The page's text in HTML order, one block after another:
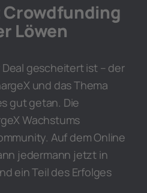
Crowdfunding
Löwen
gescheitert ist – der
und das Thema
gut getan. Die
Wachstums
Auf dem Online
jedermann jetzt in
ein Teil des Erfolges